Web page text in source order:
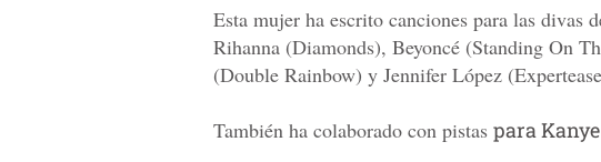
Esta mujer ha escrito canciones para las divas
Rihanna (Diamonds), Beyoncé (Standing On
(Double Rainbow) y Jennifer López
También ha colaborado con pistas para